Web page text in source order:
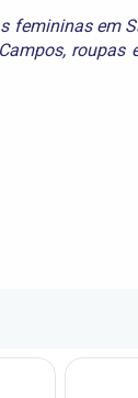
femininas em
, roupas